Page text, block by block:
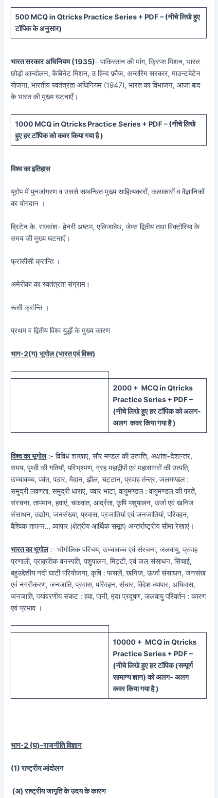
500 MCQ in Qtricks Practice Series + PDF – (नीचेलिखे हुए
टॉपिक के अनुसार)
भारत सरकार अधिनियम (1935)– पाकिस्तान की मांग, क्रिप्स मिशन, भारत
छोड़ो आन्दोलन, कैबिनेट मिशन, उ हिन्द फ़ौज, अन्तरिम सरकार, माउन्टबेटेन
योजना, भारतीय स्वतंत्रता अधिनियम (1947), भारत का विभाजन, आजा बाद
के भारत की मुख्य घटनाएँ।
1000 MCQ in Qtricks Practice Series + PDF – (नीचेलिखे
हुएहर टॉपिक को कवर किया गया है )
विश्व का इतिहास
यूरोप में पुनर्जागरण व उससे सम्बन्धित मुख्य साहित्यकारों, कलाकारों व वैज्ञानिकों
का योगदान ।
ब्रिटेन के. राजवंश- हेनरी अष्टम, एलिजाबेथ, जेम्स द्वितीय तथा विक्टोरिया के
समय की मुख्य घटनाएँ।
फ्रांसीसी क्रान्ति ।
अमेरीका का स्वतंत्रता संग्राम।
रूसी क्रांन्ति ।
प्रथम व द्वितीय विश्व युद्धों के मुख्य कारण
भाग-2(ग) भूगोल (भारत एवं विश्व)
2000 + MCQ in Qtricks
Practice Series + PDF –
(नीचेलिखे हुएहर टॉपिक कोअलग-
अलग कवर किया गया है )
विश्व का भूगोल:- विविध शाखाएं, सौर मण्डल की उत्पत्ति, अक्षांश-देशान्तर,
समय, पृथ्वी की गतियाँ, परिभ्रमण, ग्रह महाद्वीपों एवं महासागरों की उत्पति,
उच्चावच्च, पर्वत, पठार, मैदान, झील, चट्टान, प्रवाह तंन्त्र, जलमण्डल :
समुद्री लवणता, समुद्री धाराएं, ज्वार भाटा, वायुमण्डल : वायुमण्डल की परतें,
संरचना, तापमान, हवाएं, चकवात, आर्द्रता, कृषि पशुपालन, उर्जा एवं खनिज
संसाधन, उद्योग, जनसंख्या, प्रवास, प्रजातियां एवं जनजातियां, परिवहन,
वैश्विक तापन्न… व्यापार (क्षेत्रीय आर्थिक समूह) अन्तर्राष्ट्रीय सीमा रेखाएं।
भारत का भूगोल:- भौगोलिक परिचय, उच्चावच्च एवं संरचना, जलवायु, प्रवाह
प्रणाली, प्राकृतिक वनस्पति, पशुपालन, मिट्टी, एवं जल संसाधन, सिंचाई,
बहुउद्देशीय नदी घाटी परियोजना, कृषि : फसलें, खनिज, ऊर्जा संसाधन, जनसंख
एवं नगरीकरण, जनजाति, प्रवास, परिवहन, संचार, विदेश व्यापार, अधिवास,
जनजाति, पर्यावरणीय संकट : हवा, पानी, मृदा प्रदूषण, जलवायु परिवर्तन : कारण
एवं प्रभाव ।
10000 + MCQ in Qtricks
Practice Series + PDF –
(नीचेलिखे हुएहर टॉपिक(सम्पूर्ण
सामान्य ज्ञान) कोअलग- अलग
कवर किया गया है )
भाग-2 (घ)-राजनीति विज्ञान
(1)राष्ट्रीय आंदोलन
(अ) राष्ट्रीय जागृति के उदय के कारण